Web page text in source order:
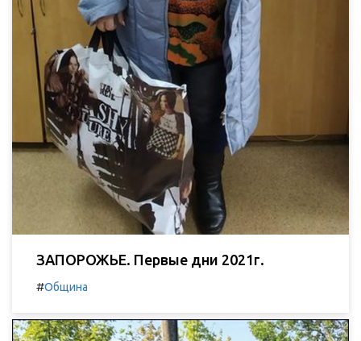
ЗАПОРОЖЬЕ. Первые дни 2021г.
#Община